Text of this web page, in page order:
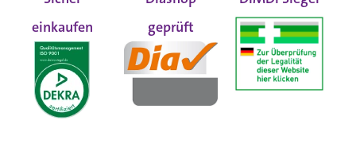
einkaufen
geprüft